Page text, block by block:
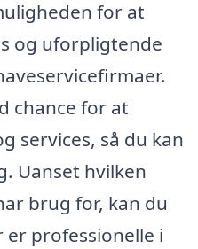
for at
og uforpligtende
chance for at
services, så du kan
Uanset hvilken
brug for, kan du
professionelle i